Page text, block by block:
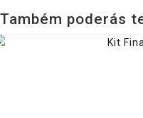
Também poderás